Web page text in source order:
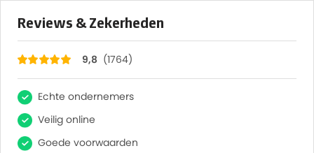
9,8
Bestel voor 13:00, vandaag verzonden